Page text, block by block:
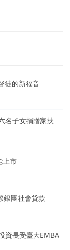
徒的新福音
名子女捐贈家扶
上市
銀團社會貸款
資長受臺大EMBA